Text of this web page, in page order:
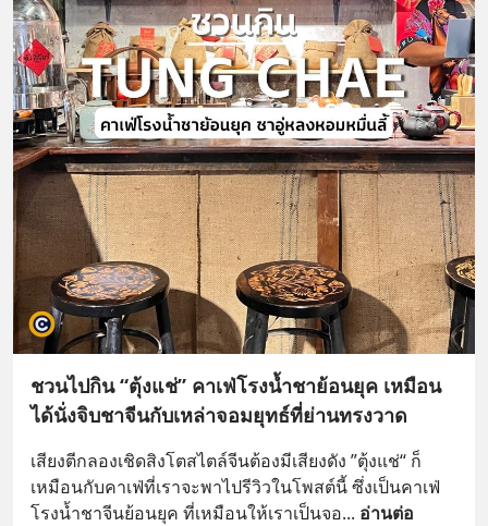
ชวนไปกิน “ตุ้งแช่” คาเฟ่โรงน้ำชาย้อนยุค เหมือน
ได้นั่งจิบชาจีนกับเหล่าจอมยุทธ์ที่ย่านทรงวาด
เสียงตีกลองเชิดสิงโตสไตล์จีนต้องมีเสียงดัง ”ตุ้งแช่“ ก็
เหมือนกับคาเฟ่ที่เราจะพาไปรีวิวในโพสต์นี้ ซึ่งเป็นคาเฟ่
โรงน้ำชาจีนย้อนยุค ที่เหมือนให้เราเป็นจอ... อ่านต่อ